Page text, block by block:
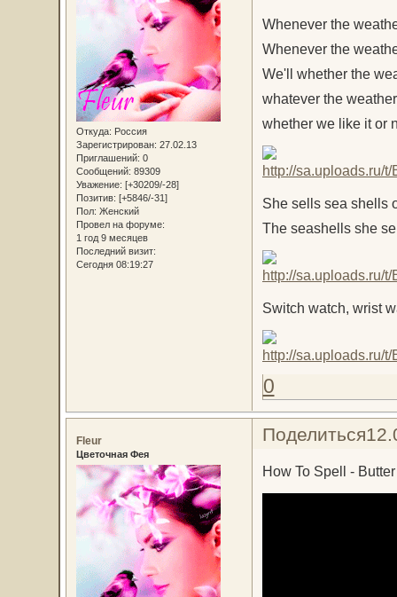
Откуда: Россия
Зарегистрирован: 27.02.13
Приглашений: 0
Сообщений: 89309
Уважение: [+30209/-28]
Позитив: [+5846/-31]
Пол: Женский
Провел на форуме:
1 год 9 месяцев
Последний визит:
Сегодня 08:19:27
Whenever the
Whenever the
We'll whether the
whatever the
whether we like it or
She sells sea shells
The seashells she
Switch watch, wrist
0
Поделиться
Fleur
Цветочная Фея
How To Spell - Butter